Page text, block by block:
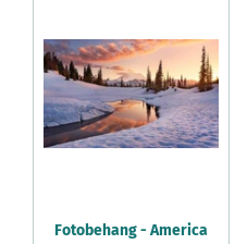
Fotobehang - America